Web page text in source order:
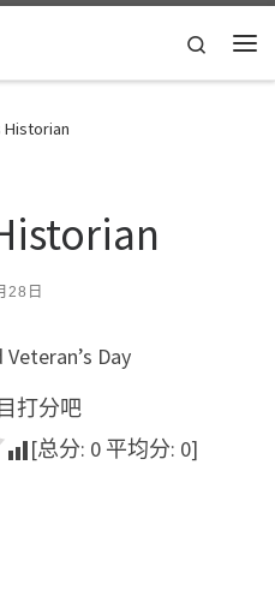
Search
Historian
28日
Day
打分吧
[总分: 0 平均分: 0]